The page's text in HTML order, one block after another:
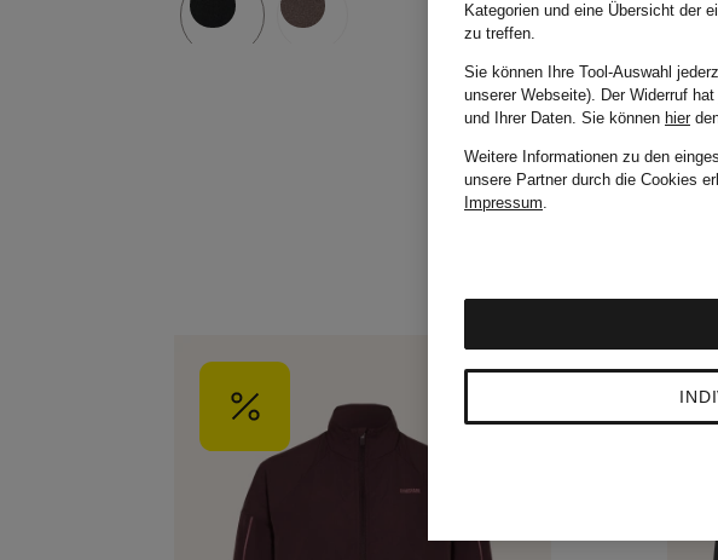
Kategorien und eine Übersicht der
zu treffen.
Sie können Ihre Tool-Auswahl
unserer Webseite). Der Widerruf
und Ihrer Daten. Sie können hier
Weitere Informationen zu den
unsere Partner durch die Cookies
Impressum.